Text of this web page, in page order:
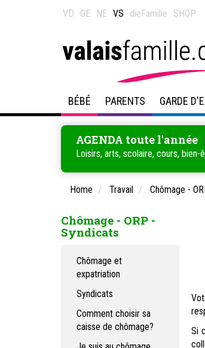
VD GE NE VS dieFamilie SHOP
BÉBÉ PARENTS GARDE
AGENDA toute l'année
Loisirs, arts, scolaire, cours, bien-
Home Travail Chômage -
Chômage - ORP -
Syndicats
Chômage et
expatriation
Syndicats
Comment choisir sa
caisse de chômage?
Si